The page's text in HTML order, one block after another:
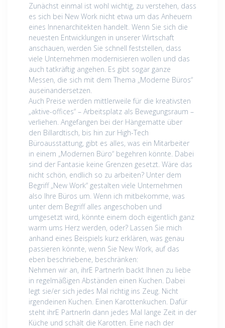
Zunächst einmal ist wohl wichtig, zu verstehen, dass
es sich bei New Work nicht etwa um das Anheuern
eines Innenarchitekten handelt. Wenn Sie sich die
neuesten Entwicklungen in unserer Wirtschaft
anschauen, werden Sie schnell feststellen, dass
viele Unternehmen modernisieren wollen und das
auch tatkräftig angehen. Es gibt sogar ganze
Messen, die sich mit dem Thema „Moderne Büros“
auseinandersetzen.
Auch Preise werden mittlerweile für die kreativsten
„aktive-offices“ – Arbeitsplatz als Bewegungsraum –
verliehen. Angefangen bei der Hängematte über
den Billardtisch, bis hin zur High-Tech
Büroausstattung, gibt es alles, was ein Mitarbeiter
in einem „Modernen Büro“ begehren könnte. Dabei
sind der Fantasie keine Grenzen gesetzt. Wäre das
nicht schön, endlich so zu arbeiten? Unter dem
Begriff „New Work“ gestalten viele Unternehmen
also Ihre Büros um. Wenn ich mitbekomme, was
unter dem Begriff alles angeschoben und
umgesetzt wird, könnte einem doch eigentlich ganz
warm ums Herz werden, oder? Lassen Sie mich
anhand eines Beispiels kurz erklären, was genau
passieren könnte, wenn Sie New Work, auf das
eben beschriebene, beschränken:
Nehmen wir an, ihrE PartnerIn backt Ihnen zu liebe
in regelmäßigen Abständen einen Kuchen. Dabei
legt sie/er sich jedes Mal richtig ins Zeug. Nicht
irgendeinen Kuchen. Einen Karottenkuchen. Dafür
steht ihrE PartnerIn dann jedes Mal lange Zeit in der
Küche und schält die Karotten. Eine nach der